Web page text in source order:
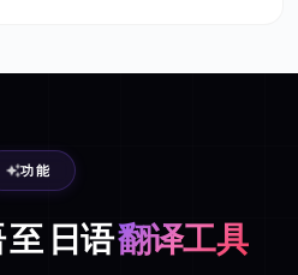
功能
日语翻译工具